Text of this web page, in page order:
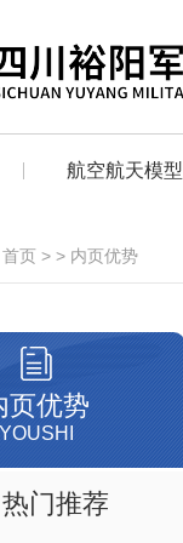
航空航天模型
首页 > > 内页优势
页优势
YOUSHI
热门推荐